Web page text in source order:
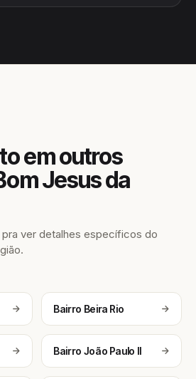
em outros
Jesus da
ver detalhes específicos do
Bairro Beira Rio
Bairro João Paulo II